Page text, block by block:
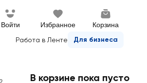
Войти Избранное Корзина
Работа в Ленте Для бизнеса
В корзине пока пусто